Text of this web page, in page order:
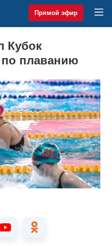
Прямой эфир
Кубок
по плаванию